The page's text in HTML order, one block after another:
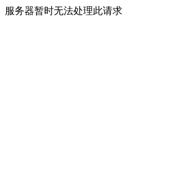
服务器暂时无法处理此请求